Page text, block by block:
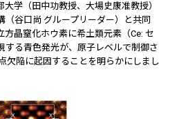
学（田中功教授、大場史康准教授）
谷口尚 グループリーダー）と共同
晶窒化ホウ素に希土類元素（Ce: セ
する青色発光が、原子レベルで制御さ
欠陥に起因することを明らかにしまし